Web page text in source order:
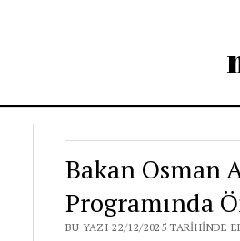
Bakan Osman
Programında
BU YAZI 22/12/2025 TARIHINDE